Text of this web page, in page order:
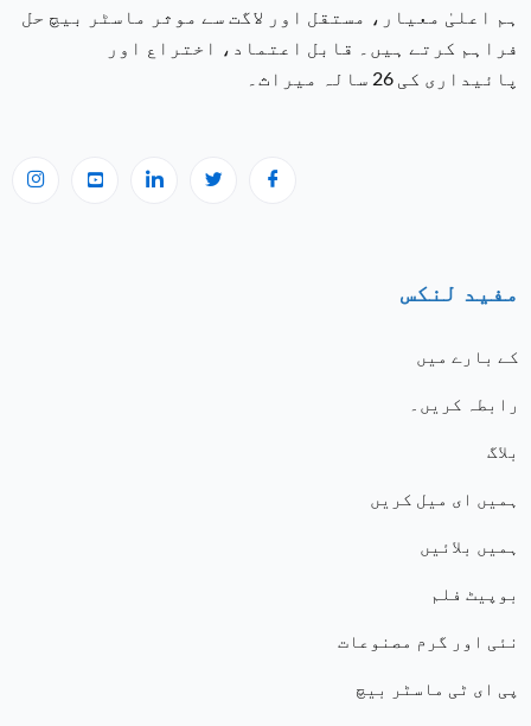
ہم اعلیٰ معیار، مستقل اور لاگت سے موثر ماسٹر بیچ حل
فراہم کرتے ہیں۔ قابل اعتماد، اختراع اور
پائیداری کی 26 سالہ میراث۔
مفید لنکس
کے بارے میں
رابطہ کریں۔
بلاگ
ہمیں ای میل کریں
ہمیں بلائیں
بوپیٹ فلم
نئی اور گرم مصنوعات
پی ای ٹی ماسٹر بیچ